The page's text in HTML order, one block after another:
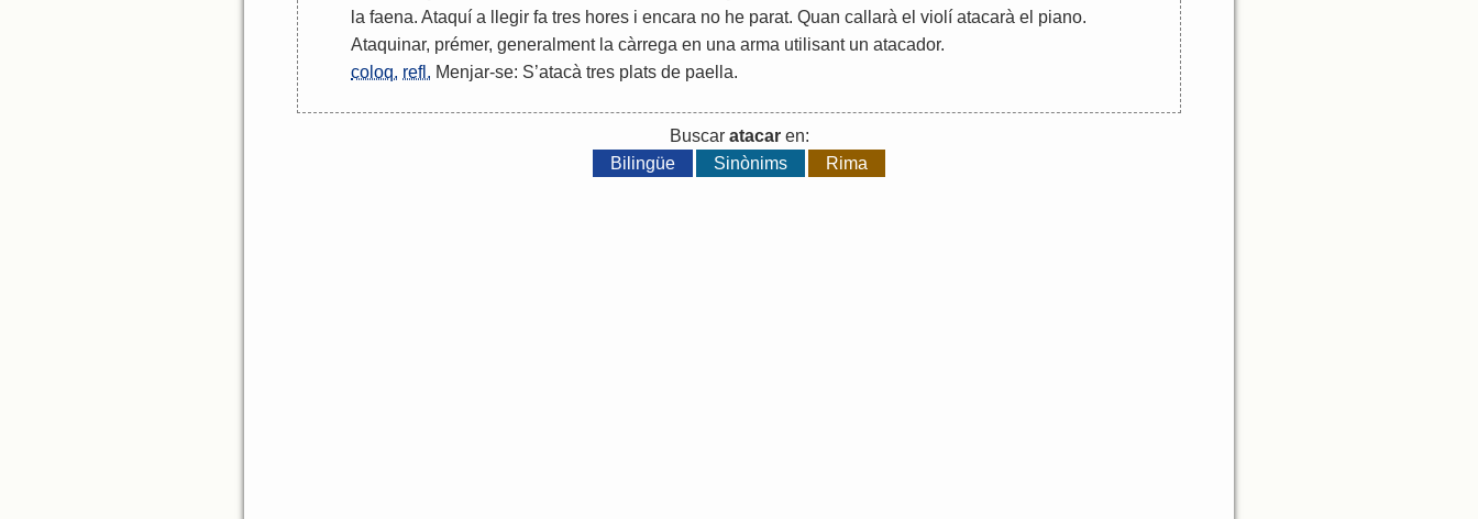
la faena. Ataquí a llegir fa tres hores i encara no he parat. Quan callarà el violí atacarà el piano.
Ataquinar, prémer, generalment la càrrega en una arma utilisant un atacador.
coloq. refl. Menjar-se: S’atacà tres plats de paella.
Buscar atacaren:
Bilingüe
Sinònims Rima